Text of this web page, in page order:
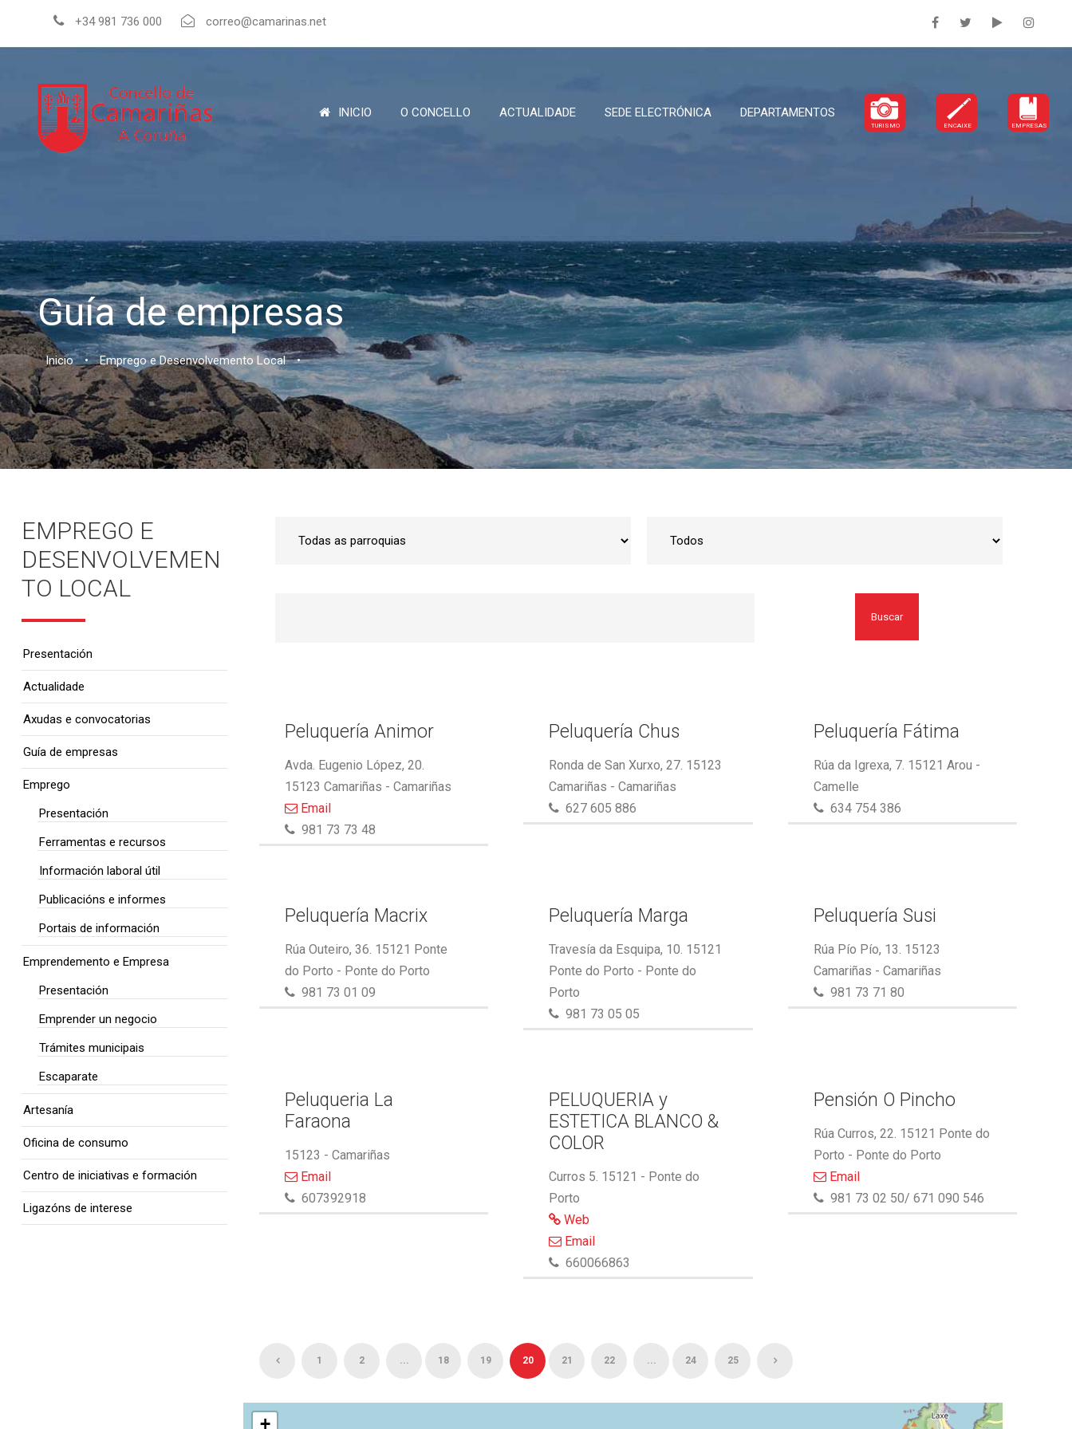
+34 981 736 000 correo@camarinas.net
INICIO O CONCELLO ACTUALIDADE SEDE ELECTRÓNICA DEPARTAMENTOS
TURISMO ENCAIXE EMPRESAS
Guía de empresas
Inicio • Emprego e Desenvolvemento Local •
Buscar
Peluquería Animor
Avda. Eugenio López, 20.
15123 Camariñas - Camariñas
Email
981 73 73 48
Peluquería Chus
Ronda de San Xurxo, 27. 15123
Camariñas - Camariñas
627 605 886
Peluquería Fátima
Rúa da Igrexa, 7. 15121 Arou -
Camelle
634 754 386
Peluquería Macrix
Rúa Outeiro, 36. 15121 Ponte
do Porto - Ponte do Porto
981 73 01 09
Peluquería Marga
Travesía da Esquipa, 10. 15121
Ponte do Porto - Ponte do
Porto
981 73 05 05
Peluquería Susi
Rúa Pío Pío, 13. 15123
Camariñas - Camariñas
981 73 71 80
Peluqueria La
Faraona
15123 - Camariñas
Email
607392918
PELUQUERIA y
ESTETICA BLANCO &
COLOR
Curros 5. 15121 - Ponte do
Porto
Web
Email
660066863
Pensión O Pincho
Rúa Curros, 22. 15121 Ponte do
Porto - Ponte do Porto
Email
981 73 02 50/ 671 090 546
1 2 ... 18 19 20 21 22 ... 24 25
+
EMPREGO E
DESENVOLVEMEN
TO LOCAL
Presentación
Actualidade
Axudas e convocatorias
Guía de empresas
Emprego
Presentación
Ferramentas e recursos
Información laboral útil
Publicacións e informes
Portais de información
Emprendemento e Empresa
Presentación
Emprender un negocio
Trámites municipais
Escaparate
Artesanía
Oficina de consumo
Centro de iniciativas e formación
Ligazóns de interese